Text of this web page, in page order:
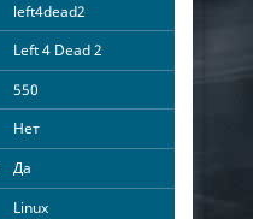
left4dead2
Left 4 Dead 2
550
Нет
Да
Linux